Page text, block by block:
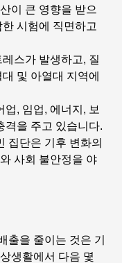
이 큰 영향을 받으
시험에 직면하고
스가 발생하고, 질
및 아열대 지역에
업, 임업, 에너지, 보
격을 주고 있습니다.
집단은 기후 변화의
사회 불안정을 야
출을 줄이는 것은 기
생활에서 다음 몇